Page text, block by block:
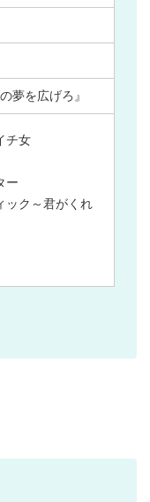
夢を広げろ』
チ女
ー
ック～君がくれ